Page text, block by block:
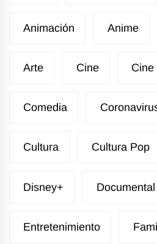
Animación Anime
Arte Cine Cine
Comedia
Cultura Cultura Pop
Disney+ Documental
Entretenimiento